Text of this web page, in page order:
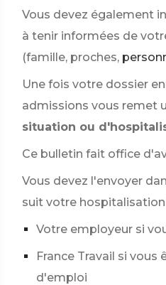
Vous devez également
à tenir informées de
(famille, proches,
Une fois votre dossier
admissions vous remet
situation ou
Ce bulletin fait office
Vous devez l'envoyer
suit votre hospitalisation
Votre employeur si
France Travail si vous
d'emploi